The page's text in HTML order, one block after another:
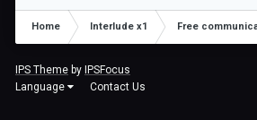
Home Interlude x1 Free
IPS Theme by IPSFocus
Language
Contact Us